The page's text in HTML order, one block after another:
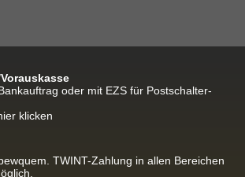
oder mit EZS für Postschalter-
klicken
TWINT-Zahlung in allen Bereichen